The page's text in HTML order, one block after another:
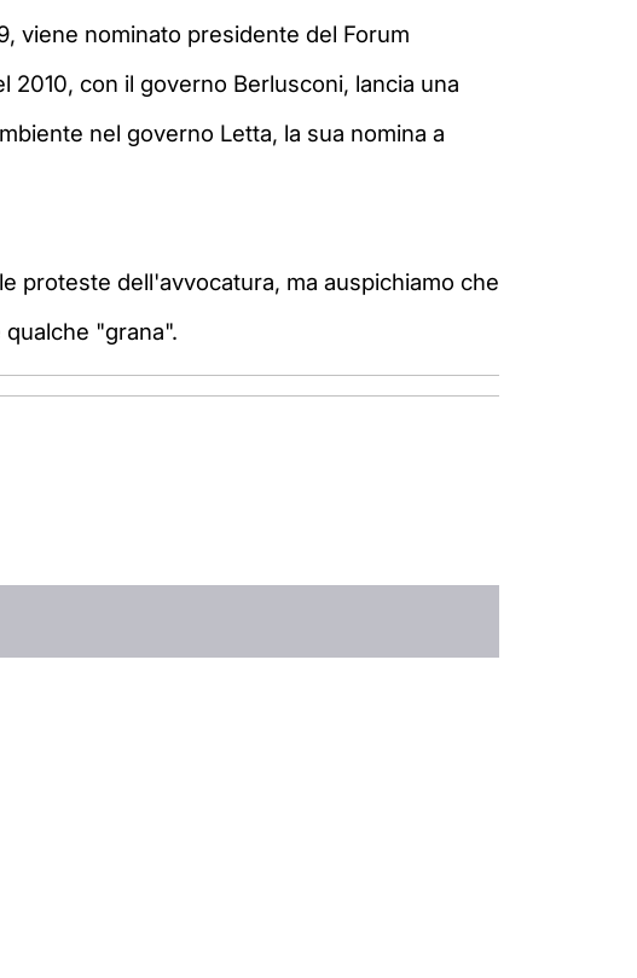
viene nominato presidente del Forum
2010, con il governo Berlusconi, lancia una
nel governo Letta, la sua nomina a
proteste dell'avvocatura, ma auspichiamo che
"grana".